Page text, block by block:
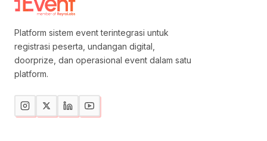
Platform sistem event terintegrasi untuk
registrasi peserta, undangan digital,
doorprize, dan operasional event dalam satu
platform.